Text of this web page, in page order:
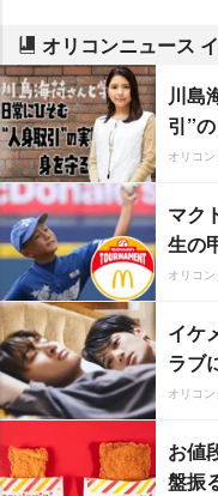
オリコンニュース
川島
引”
オリコ
マク
生の
オリコ
イケ
ラブ
オリコ
お値
盤振